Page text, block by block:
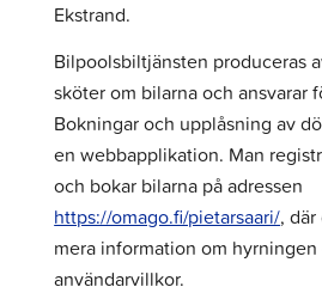
Ekstrand.
Bilpoolsbiltjänsten produceras
sköter om bilarna och ansvarar
Bokningar och upplåsning av
en webbapplikation. Man
och bokar bilarna på adressen
https://omago.fi/pietarsaari/,
mera information om
användarvillkor.